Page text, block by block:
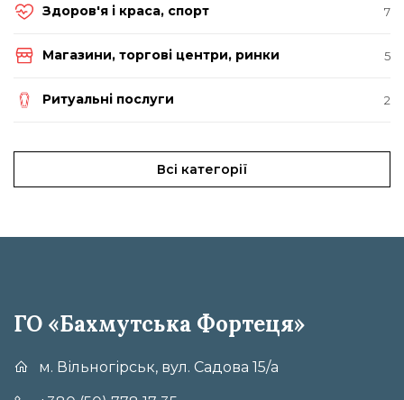
Здоров'я і краса, спорт 7
Магазини, торгові центри, ринки 5
Ритуальні послуги 2
Всі категорії
ГО «Бахмутська Фортеця»
м. Вільногірськ, вул. Садова 15/а